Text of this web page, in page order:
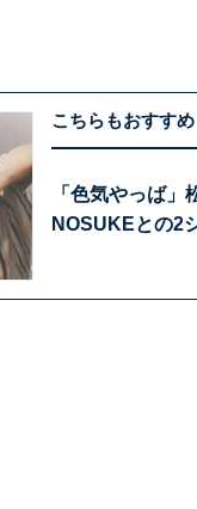
こちらもおすすめ
「色気やっば」
NOSUKEとの2